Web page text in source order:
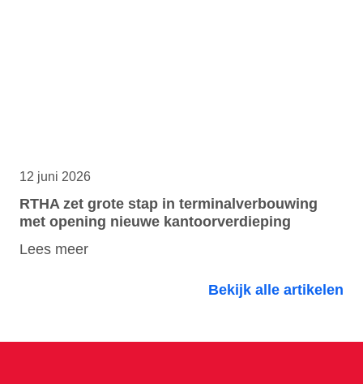
12 juni 2026
RTHA zet grote stap in terminalverbouwing
met opening nieuwe kantoorverdieping
Lees meer
Bekijk alle artikelen